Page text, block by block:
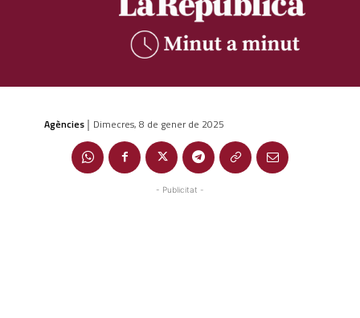
Agències | Dimecres, 8 de gener de 2025
- Publicitat -